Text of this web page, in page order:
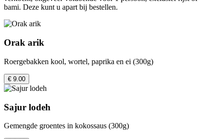
bami. Deze kunt u apart bij bestellen.
Orak arik
Roergebakken kool, wortel, paprika en ei (300g)
€ 9.00
Sajur lodeh
Gemengde groentes in kokossaus (300g)